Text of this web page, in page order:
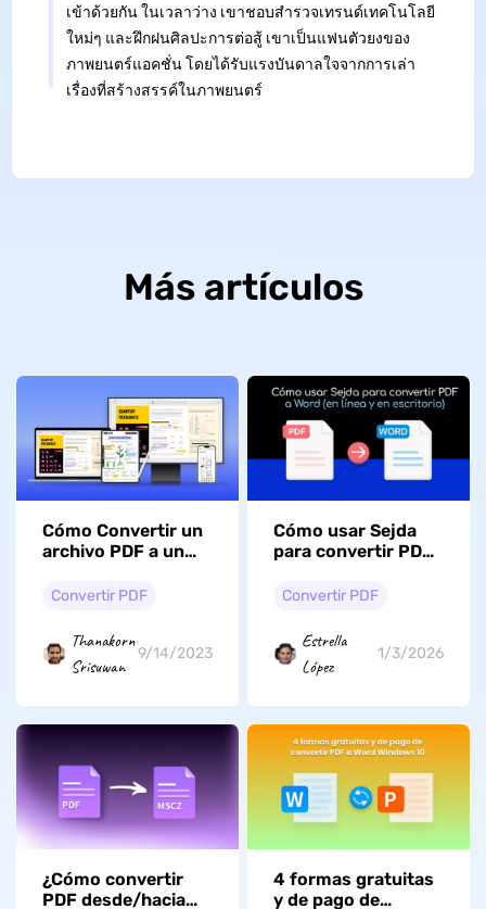
เข้าด้วยกัน ในเวลาว่าง เขาชอบสำรวจเทรนด์เทคโนโลยี
ใหม่ๆ และฝึกฝนศิลปะการต่อสู้ เขาเป็นแฟนตัวยงของ
ภาพยนตร์แอคชั่น โดยได้รับแรงบันดาลใจจากการเล่า
เรื่องที่สร้างสรรค์ในภาพยนตร์
Más artículos
Cómo Convertir un
archivo PDF a un
Convertir PDF
Thanakorn
Srisuwan
9/14/2023
Cómo usar Sejda
para convertir PDF
en escritorio): Guía
Convertir PDF
Estrella
López
1/3/2026
¿Cómo convertir
PDF desde/hacia
4 formas gratuitas
y de pago de